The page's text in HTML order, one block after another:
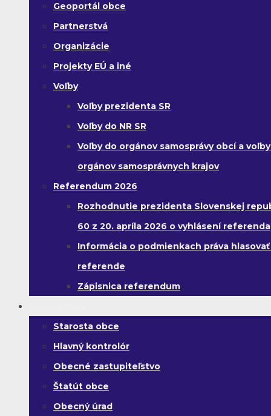
Geoportál obce
Partnerstvá
Organizácie
Projekty EÚ a iné
Voľby
Voľby prezidenta SR
Voľby do NR SR
Voľby do orgánov samosprávy obcí a
orgánov samosprávnych krajov
Referendum 2026
Rozhodnutie prezidenta Slovenskej
60 z 20. apríla 2026 o vyhlásení referenda
Informácia o podmienkach práva hlasovať
referende
Zápisnica referendum
Starosta obce
Hlavný kontrolór
Obecné zastupiteľstvo
Štatút obce
Obecný úrad